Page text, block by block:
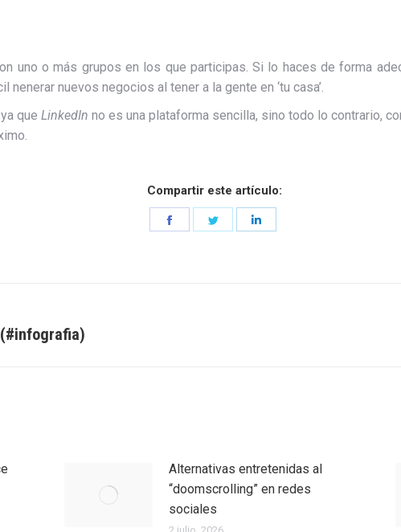
uno o más grupos en los que participas. Si lo haces de forma
nuevos negocios al tener a la gente en ‘tu casa’.
que LinkedIn no es una plataforma sencilla, sino todo lo contrario,
Compartir este artículo:
Share
Alternativas entretenidas al
“doomscrolling” en redes
sociales